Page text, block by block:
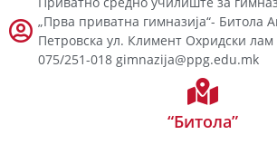
„Прва приватна гимназија“- Битола
Петровска ул. Климент Охридски
075/251-018 gimnazija@ppg.edu.mk
“Битола”